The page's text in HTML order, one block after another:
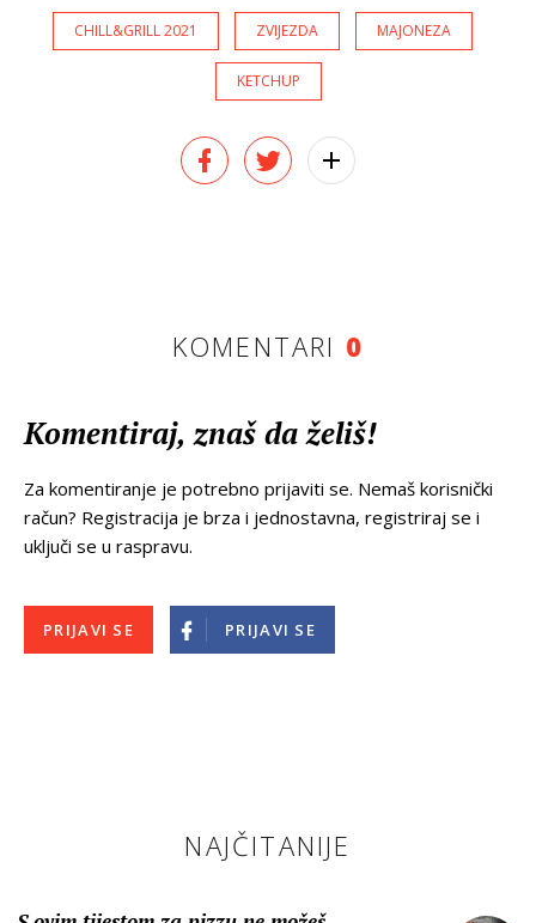
CHILL&GRILL 2021 ZVIJEZDA MAJONEZA
KETCHUP
KOMENTARI 0
Komentiraj, znaš da želiš!
Za komentiranje je potrebno prijaviti se. Nemaš korisnički
račun? Registracija je brza i jednostavna, registriraj se i
uključi se u raspravu.
PRIJAVI SE PRIJAVI SE
NAJČITANIJE